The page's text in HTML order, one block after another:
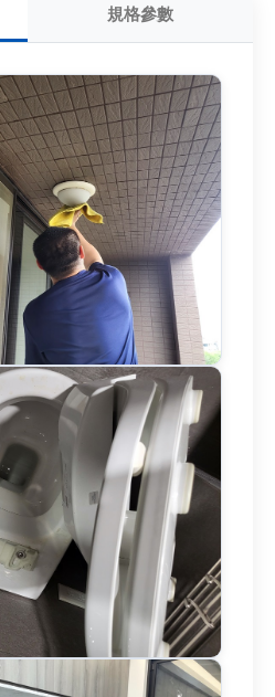
規格參數